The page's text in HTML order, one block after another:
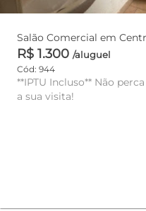
R$ 1.300 /aluguel
Cód: 944
**IPTU Incluso** Não
a sua visita!